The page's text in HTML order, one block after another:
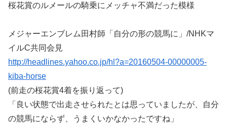
桜花賞のルメールの騎乗にメッチャ不満だった模様
メジャーエンブレム田村師「自分の形の競馬に」/NHKマ
イルC共同会見
http://headlines.yahoo.co.jp/hl?a=20160504-00000005-
kiba-horse
(前走の桜花賞4着を振り返って)
「良い状態で出走させられたとは思っていましたが、自分
の競馬にならず、うまくいかなかったですね」